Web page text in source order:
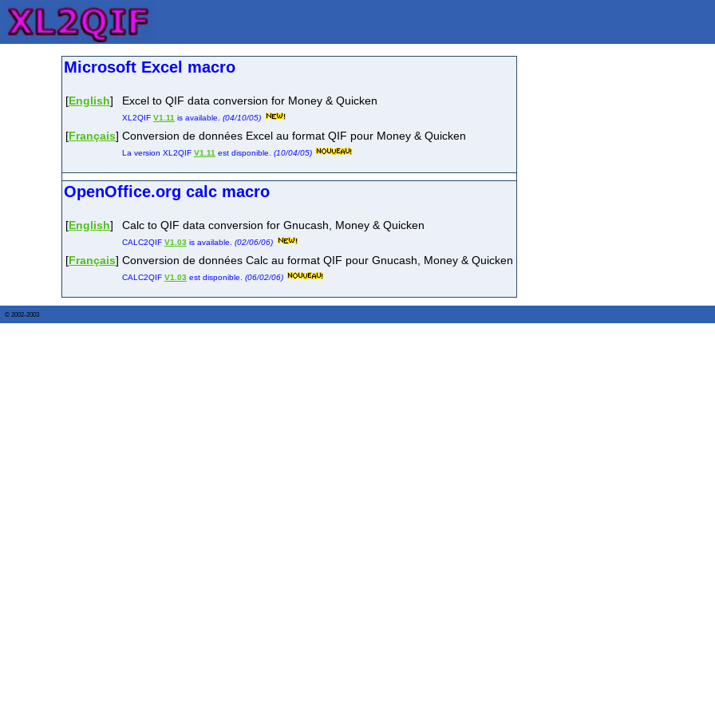
Microsoft Excel macro
[English] Excel to QIF data conversion for Money & Quicken
XL2QIF V1.11 is available. (04/10/05)
[Français] Conversion de données Excel au format QIF pour Money & Quicken
La version XL2QIF V1.11 est disponible. (10/04/05)
OpenOffice.org calc macro
[English] Calc to QIF data conversion for Gnucash, Money & Quicken
CALC2QIF V1.03 is available. (02/06/06)
[Français] Conversion de données Calc au format QIF pour Gnucash, Money & Quicken
CALC2QIF V1.03 est disponible. (06/02/06)
© 2002-2003